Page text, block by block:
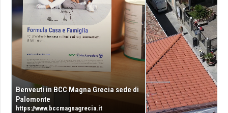
Benveuti in BCC Magna Grecia sede di
Palomonte
https://www.bccmagnagrecia.it